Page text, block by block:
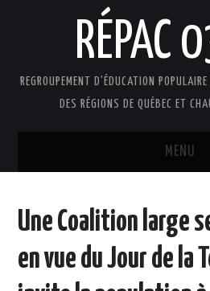
RÉPAC
REGROUPEMENT D'ÉDUCATION
DES RÉGIONS DE QUÉBEC ET
MENU
PRÉSENTATION
Une Coalition large
en vue du Jour de la